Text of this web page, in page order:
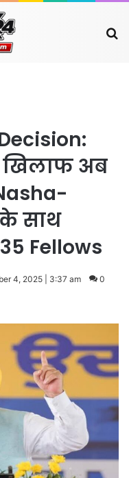
खिलाफ अब
के साथ
Fellows
4, 2025 | 3:37 am 0